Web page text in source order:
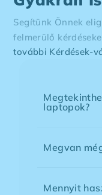
Segítünk Önnek
felmerülő
további Kérdések-
laptopok?
Megvan
Mennyit